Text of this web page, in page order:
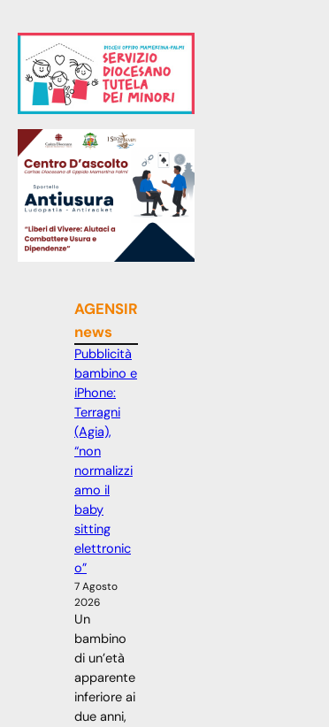
AGENSIR
news
Pubblicità
bambino e
iPhone:
Terragni
(Agia),
“non
normalizzi
amo il
baby
sitting
elettronic
o”
7 Agosto
2026
Un
bambino
di un’età
apparente
inferiore ai
due anni,